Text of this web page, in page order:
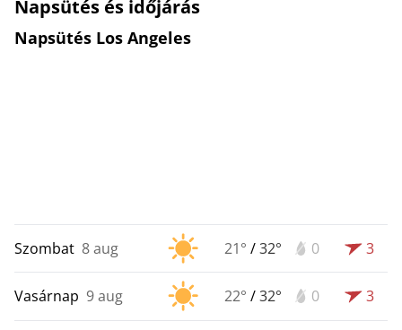
Napsütés és időjárás
Napsütés Los Angeles
Szombat 8 aug 21° /32° 0 3
Vasárnap 9 aug 22° /32° 0 3